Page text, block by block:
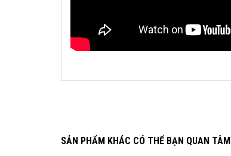
SẢN PHẨM KHÁC CÓ THỂ BẠN QUAN TÂM